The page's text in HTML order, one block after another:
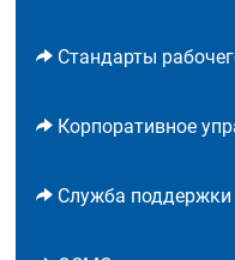
Стандарты
Корпоративное
Служба поддержки